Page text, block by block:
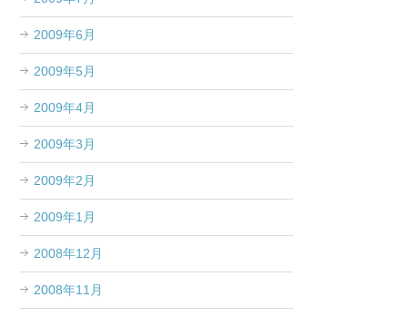
2009年6月
2009年5月
2009年4月
2009年3月
2009年2月
2009年1月
2008年12月
2008年11月